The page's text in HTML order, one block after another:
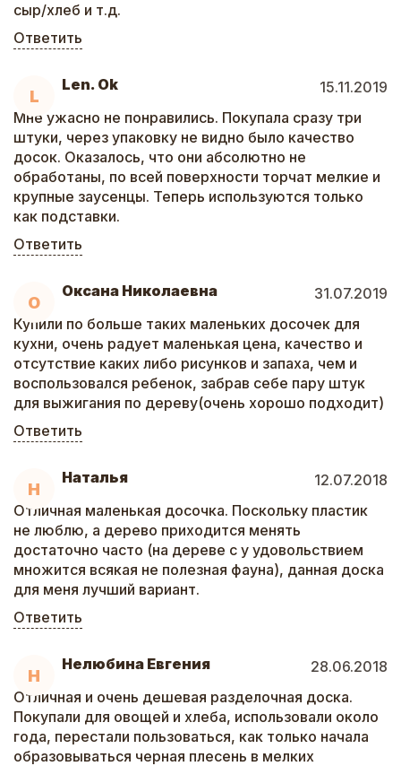
сыр/хлеб и т.д.
Ответить
L
Len. Ok
15.11.2019
Мне ужасно не понравились. Покупала сразу три
штуки, через упаковку не видно было качество
досок. Оказалось, что они абсолютно не
обработаны, по всей поверхности торчат мелкие и
крупные заусенцы. Теперь используются только
как подставки.
Ответить
О
Оксана Николаевна
31.07.2019
Купили по больше таких маленьких досочек для
кухни, очень радует маленькая цена, качество и
отсутствие каких либо рисунков и запаха, чем и
воспользовался ребенок, забрав себе пару штук
для выжигания по дереву(очень хорошо подходит)
Ответить
Н
Наталья
12.07.2018
Отличная маленькая досочка. Поскольку пластик
не люблю, а дерево приходится менять
достаточно часто (на дереве с у удовольствием
множится всякая не полезная фауна), данная доска
для меня лучший вариант.
Ответить
Н
Нелюбина Евгения
28.06.2018
Отличная и очень дешевая разделочная доска.
Покупали для овощей и хлеба, использовали около
года, перестали пользоваться, как только начала
образовываться черная плесень в мелких